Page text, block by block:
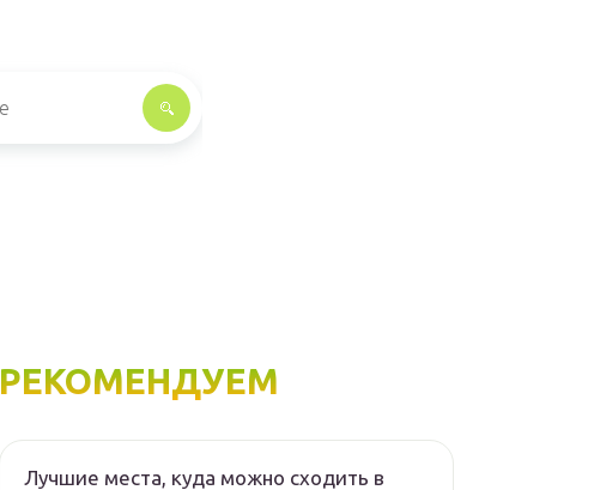
РЕКОМЕНДУЕМ
Лучшие места, куда можно сходить в